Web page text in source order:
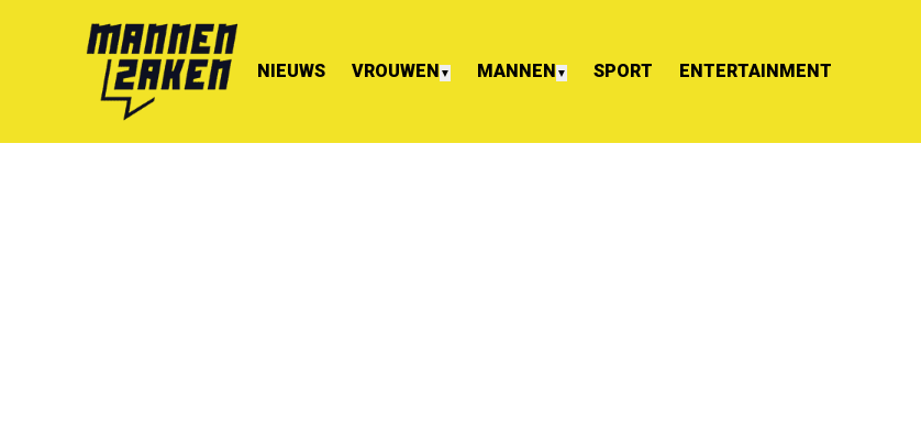
NIEUWS VROUWEN ▼ MANNEN ▼ SPORT ENTERTAINMENT